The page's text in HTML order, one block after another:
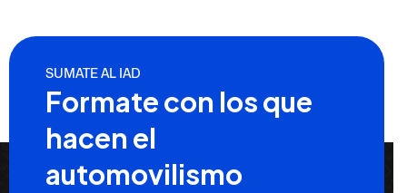
SUMATE AL IAD
Formate con los que
hacen el
automovilismo